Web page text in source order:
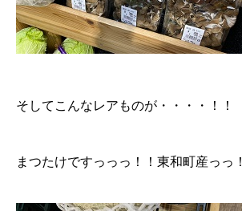
そしてこんなレアものが・・・・！！
まつたけですっっっ！！東和町産っっ！